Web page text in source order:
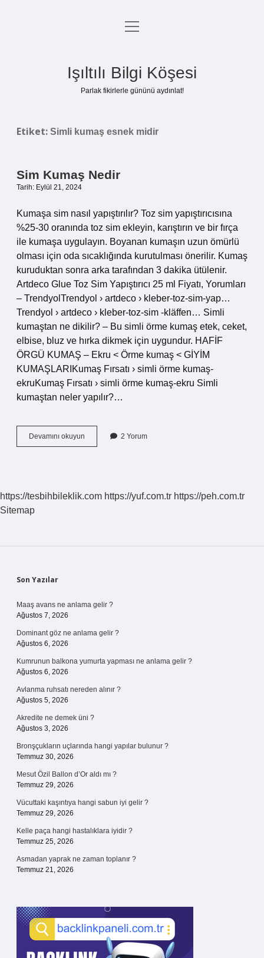
Anasayfa
Yasal Uyarı
menüyü
Işıltılı Bilgi Köşesi
Parlak fikirlerle gününü aydınlat!
Etiket: Simli kumaş esnek midir
Sim Kumaş Nedir
Tarih: Eylül 21, 2024
Kumaşa sim nasıl yapıştırılır? Toz sim yapıştırıcısına
%25-30 oranında toz sim ekleyin, karıştırın ve bir fırça
ile kumaşa uygulayın. Boyanan kumaşın uzun ömürlü
olması için oda sıcaklığında kurutulması önerilir. Kumaş
kuruduktan sonra arka tarafından 3 dakika ütülenir.
Artdeco Glue Toz Sim Yapıştırıcı 25 ml Fiyatı, Yorumları
– TrendyolTrendyol › artdeco › kleber-toz-sim-yap…
Trendyol › artdeco › kleber-toz-sim -kläffen… Simli
kumaştan ne dikilir? – Bu simli örme kumaş etek, ceket,
elbise, bluz ve hırka dikmek için uygundur. HAFİF
ÖRGÜ KUMAŞ – Ekru < Örme kumaş < GİYİM
KUMAŞLARIKumaş Fırsatı › simli örme kumaş-
ekruKumaş Fırsatı › simli örme kumaş-ekru Simli
kumaştan neler yapılır?…
Devamını okuyun
Kumaş
2 Yorum
https://tesbihbileklik.com https://yuf.com.tr https://peh.com.tr
Sitemap
Sidebar
Son Yazılar
Maaş avans ne anlama gelir ?
Ağustos 7, 2026
Dominant göz ne anlama gelir ?
Ağustos 6, 2026
Kumrunun balkona yumurta yapması ne anlama gelir ?
Ağustos 6, 2026
Avlanma ruhsatı nereden alınır ?
Ağustos 5, 2026
Akredite ne demek üni ?
Ağustos 3, 2026
Bronşçukların uçlarında hangi yapılar bulunur ?
Temmuz 30, 2026
Mesut Özil Ballon d’Or aldı mı ?
Temmuz 29, 2026
Vücuttaki kaşıntıya hangi sabun iyi gelir ?
Temmuz 29, 2026
Kelle paça hangi hastalıklara iyidir ?
Temmuz 25, 2026
Asmadan yaprak ne zaman toplanır ?
Temmuz 21, 2026